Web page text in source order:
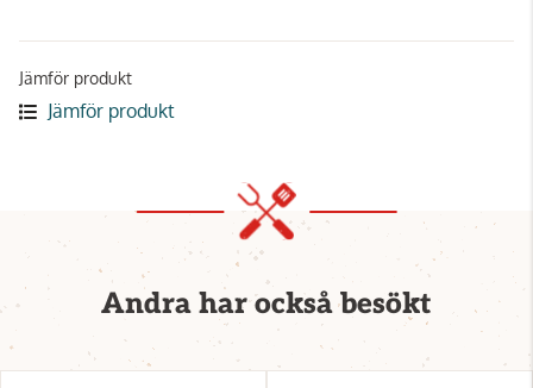
Jämför produkt
Jämför produkt
Andra har också besökt